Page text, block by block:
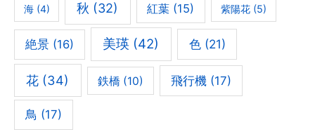
海(4) 秋 (32) 紅葉 (15) 紫陽花 (5)
絶景(16) 美瑛 (42) 色(21)
花 (34) 鉄橋 (10) 飛行機(17)
鳥 (17)